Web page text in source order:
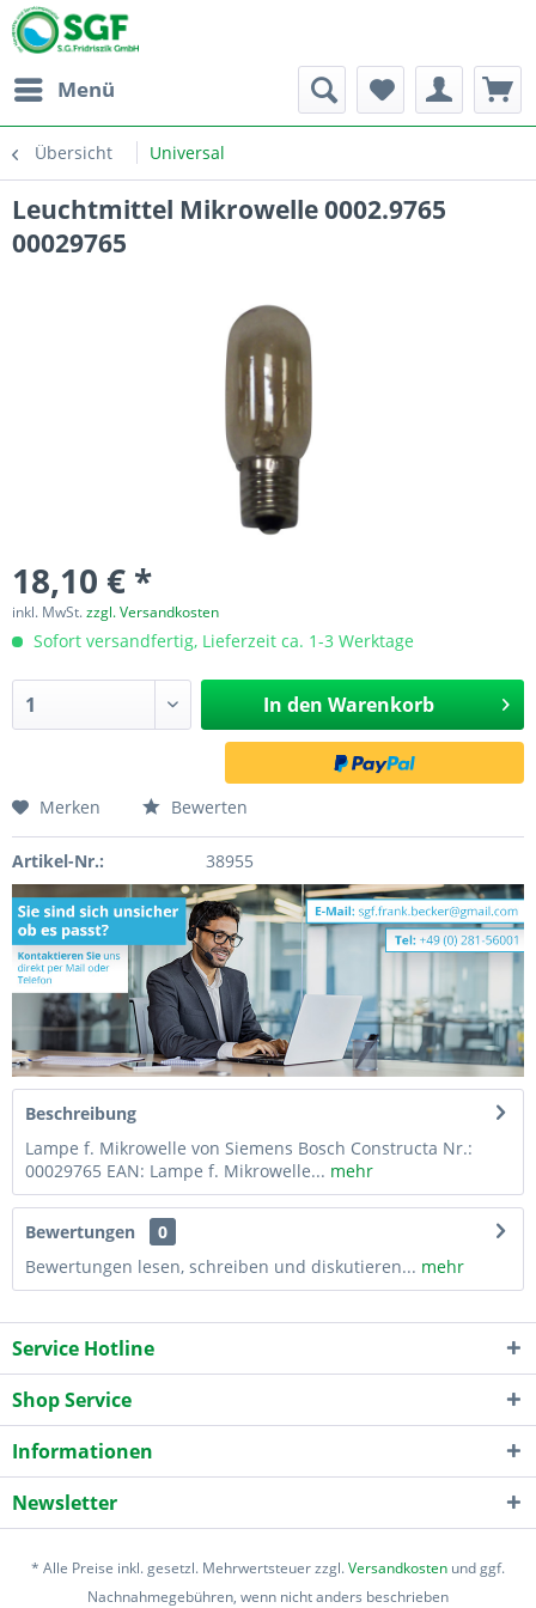
Menü
Übersicht Universal
Leuchtmittel Mikrowelle 0002.9765
00029765
18,10 € *
inkl. MwSt.zzgl. Versandkosten
Sofort versandfertig, Lieferzeit ca. 1-3 Werktage
In den Warenkorb
Merken Bewerten
Artikel-Nr.: 38955
Beschreibung
Lampe f. Mikrowelle von Siemens Bosch Constructa Nr.:
00029765 EAN: Lampe f. Mikrowelle... mehr
Bewertungen
0
Bewertungen lesen, schreiben und diskutieren... mehr
Service Hotline
Shop Service
Informationen
Newsletter
* Alle Preise inkl. gesetzl. Mehrwertsteuer zzgl.Versandkosten und ggf.
Nachnahmegebühren, wenn nicht anders beschrieben